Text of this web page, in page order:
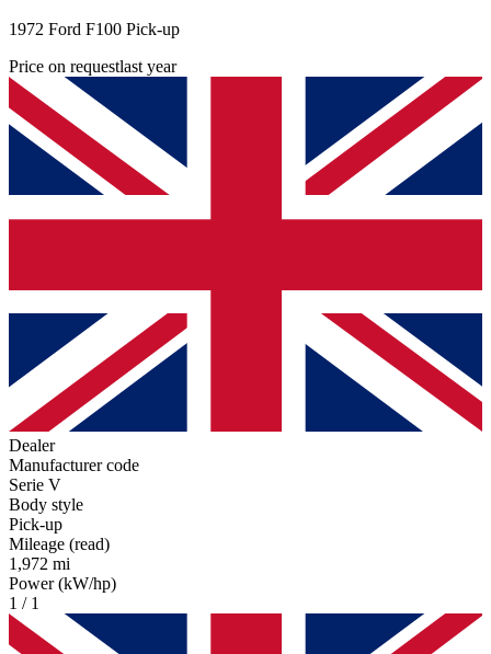
1972 Ford F100 Pick-up
Price on requestlast year
Dealer
Manufacturer code
Serie V
Body style
Pick-up
Mileage (read)
1,972 mi
Power (kW/hp)
1 / 1